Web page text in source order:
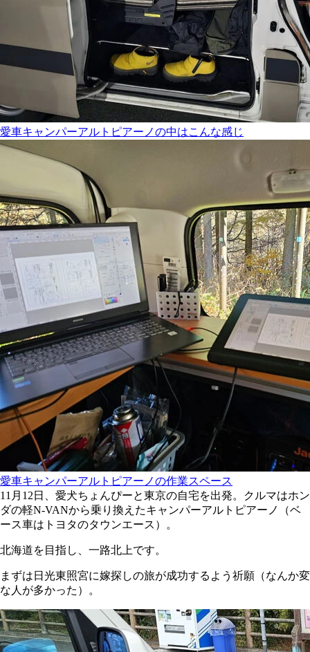
愛車キャンパーアルトピアーノの中はこんな感じ
愛車キャンパーアルトピアーノの作業スペース
11月12日、愛犬ちょんぴーと東京の自宅を出発。クルマはホン
ダの軽N‐VANから乗り換えたキャンパーアルトピアーノ（ベ
ース車はトヨタのタウンエース）。
北海道を目指し、一路北上です。
まずは日光東照宮に嫁探しの旅が成功するよう祈願（なんか変
な人が多かった）。